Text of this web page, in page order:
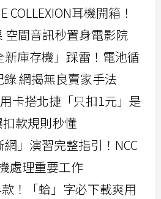
COLLEXION耳機開箱！
空間音訊秒置身電影院
庫存機」踩雷！電池循
網揭無良賣家手法
卡搭北捷「只扣1元」是
款規則秒懂
」演習完整指引！NCC
處理重要工作
！「蛤」字必下載爽用